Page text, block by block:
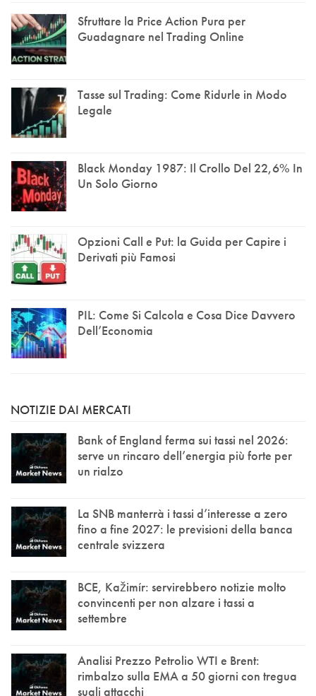
Sfruttare la Price Action Pura per
Guadagnare nel Trading Online
Tasse sul Trading: Come Ridurle in Modo
Legale
Black Monday 1987: Il Crollo Del 22,6% In
Un Solo Giorno
Opzioni Call e Put: la Guida per Capire i
Derivati più Famosi
PIL: Come Si Calcola e Cosa Dice Davvero
Dell’Economia
NOTIZIE DAI MERCATI
Bank of England ferma sui tassi nel 2026:
serve un rincaro dell’energia più forte per
un rialzo
La SNB manterrà i tassi d’interesse a zero
fino a fine 2027: le previsioni della banca
centrale svizzera
BCE, Kažimír: servirebbero notizie molto
convincenti per non alzare i tassi a
settembre
Analisi Prezzo Petrolio WTI e Brent:
rimbalzo sulla EMA a 50 giorni con tregua
sugli attacchi